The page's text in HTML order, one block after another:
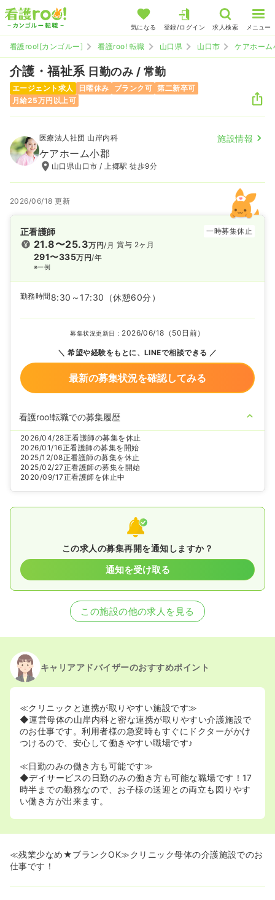
気になる 登録/ログイン 求人検索 メニュー
看護roo![カンゴルー] 看護roo! 転職 山口県 山口市 ケアホーム
介護・福祉系 日勤のみ / 常勤
エージェント求人 日曜休み ブランク可 第二新卒可
月給25万円以上可
医療法人社団 山岸内科 施設情報
ケアホーム小郡
山口県山口市 / 上郷駅 徒歩9分
2026/06/18 更新
正看護師 一時募集休止
21.8〜25.3万円/月
291〜335万円/年
※一例
賞与 2ヶ月
勤務時間 8:30～17:30 （休憩60分）
募集状況更新日： 2026/06/18（50日前）
希望や経験をもとに、LINEで相談できる
最新の募集状況を確認してみる
看護roo!転職での募集履歴
2026/04/28正看護師の募集を休止
2026/01/16正看護師の募集を開始
2025/12/08正看護師の募集を休止
2025/02/27正看護師の募集を開始
2020/09/17正看護師を休止中
この求人の募集再開を通知しますか？
通知を受け取る
この施設の他の求人を見る
キャリアアドバイザーのおすすめポイント
≪クリニックと連携が取りやすい施設です≫
◆運営母体の山岸内科と密な連携が取りやすい介護施設で
のお仕事です。利用者様の急変時もすぐにドクターがかけ
つけるので、安心して働きやすい職場です♪
≪日勤のみの働き方も可能です≫
◆デイサービスの日勤のみの働き方も可能な職場です！17
時半までの勤務なので、お子様の送迎との両立も図りやす
い働き方が出来ます。
≪残業少なめ★ブランクOK≫クリニック母体の介護施設でのお
仕事です！